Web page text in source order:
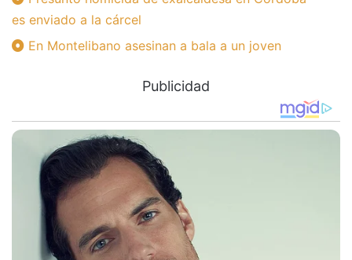
es enviado a la cárcel
En Montelibano asesinan a bala a un joven
Publicidad